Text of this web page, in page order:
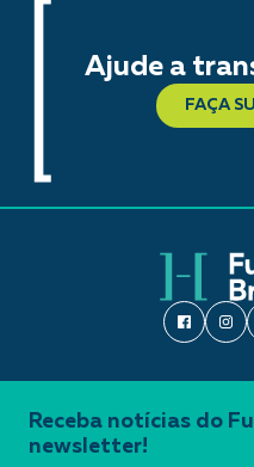
Ajude a
FAÇA
Receba notícias do
newsletter!